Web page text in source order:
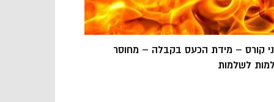
קורס – מידת הכעס בקבלה – מחוסר
לשלמות